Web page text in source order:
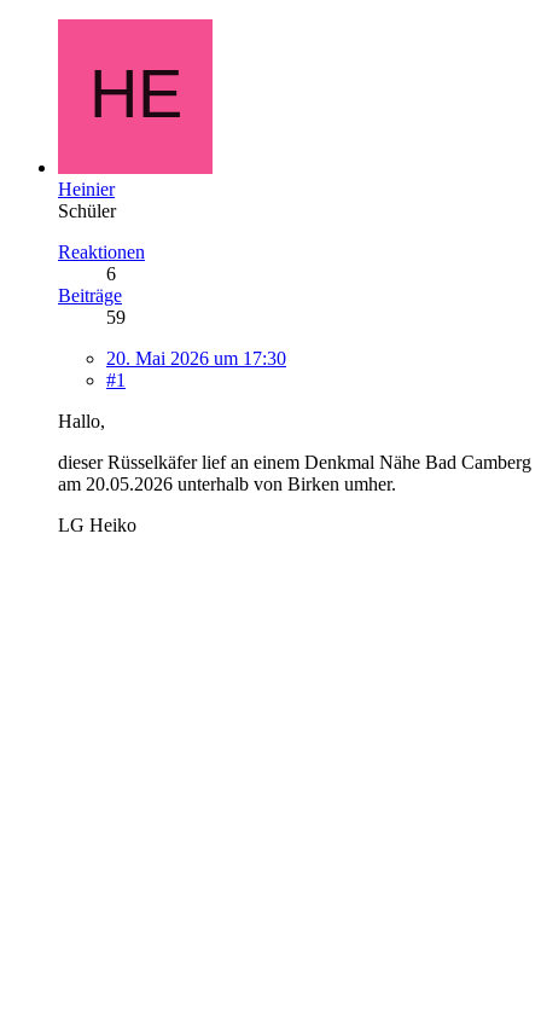
Heinier
Schüler
Reaktionen
6
Beiträge
59
20. Mai 2026 um 17:30
#1
Hallo,
dieser Rüsselkäfer lief an einem Denkmal Nähe Bad Camberg
am 20.05.2026 unterhalb von Birken umher.
LG Heiko